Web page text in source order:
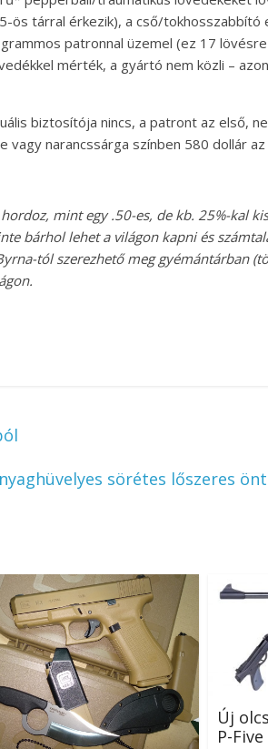
ös tárral érkezik), a cső/tokhosszabbító
patronnal üzemel (ez 17
mérték, a gyártó nem közli –
biztosítója nincs, a patront az első,
narancssárga színben 580 dollár az
mint egy .50-es, de kb. 25%-kal
bárhol lehet a világon kapni és
tól szerezhető meg gyémántárban
sörétes lőszeres
Új
P-Five